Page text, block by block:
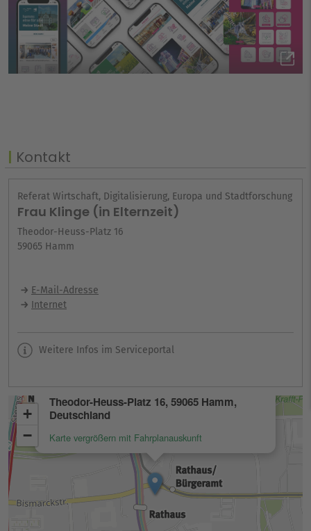
Kontakt
Referat Wirtschaft, Digitalisierung, Europa und Stadtforschung
Frau Klinge (in Elternzeit)
Theodor-Heuss-Platz 16
59065 Hamm
E-Mail-Adresse
Internet
Weitere Infos im Serviceportal